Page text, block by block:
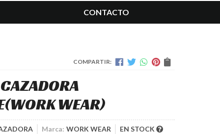
CONTACTO
COMPARTIR:
(WORK WEAR)
Marca: WORK WEAR EN STOCK